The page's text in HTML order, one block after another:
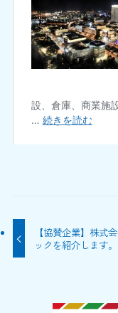
【協賛企業】株式
ックを紹介します。